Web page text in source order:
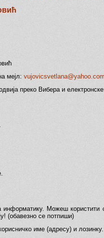
мејл: vujovicsvetlana@yahoo.com
преко Вибера и
информатику. Можеш користити
(обавезно се потпиши)
име (адресу) и лозинку.